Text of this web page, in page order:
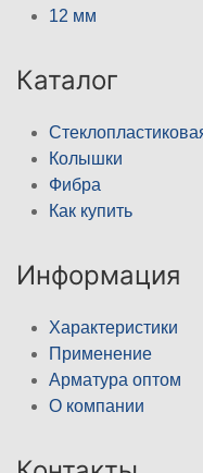
12 мм
Каталог
Колышки
Фибра
Как купить
Информация
Характеристики
Применение
Арматура оптом
О компании